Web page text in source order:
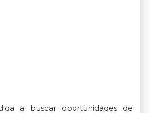
a buscar oportunidades de